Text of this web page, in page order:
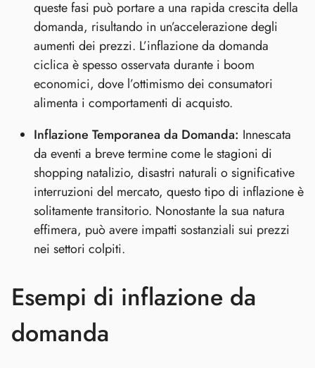
queste fasi può portare a una rapida crescita della
domanda, risultando in un’accelerazione degli
aumenti dei prezzi. L’inflazione da domanda
ciclica è spesso osservata durante i boom
economici, dove l’ottimismo dei consumatori
alimenta i comportamenti di acquisto.
Inflazione Temporanea da Domanda: Innescata
da eventi a breve termine come le stagioni di
shopping natalizio, disastri naturali o significative
interruzioni del mercato, questo tipo di inflazione è
solitamente transitorio. Nonostante la sua natura
effimera, può avere impatti sostanziali sui prezzi
nei settori colpiti.
Esempi di inflazione da
domanda